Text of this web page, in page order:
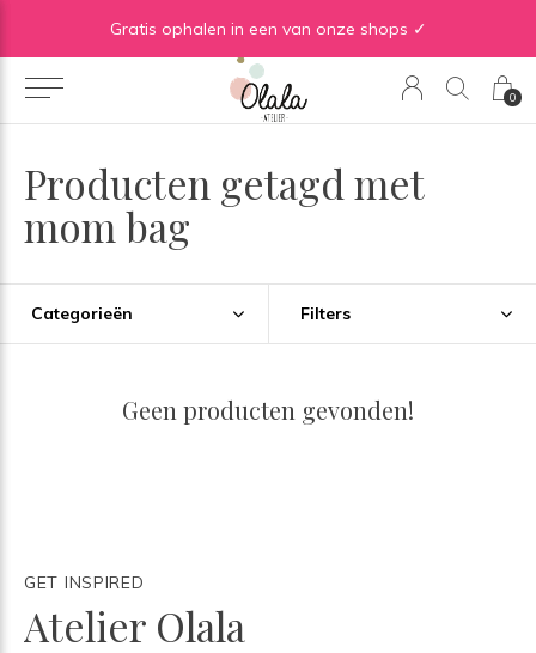
0
Gratis ophalen in een van onze shops ✓
Producten getagd met
mom bag
Categorieën Filters
Geen producten gevonden!
GET INSPIRED
Atelier Olala